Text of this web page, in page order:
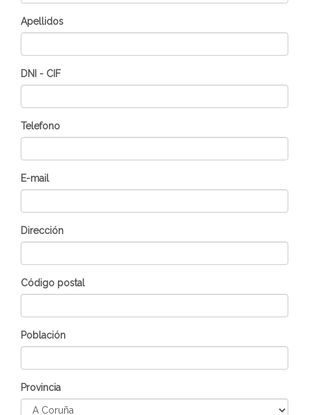
Apellidos
DNI - CIF
Telefono
E-mail
Dirección
Código postal
Población
Provincia